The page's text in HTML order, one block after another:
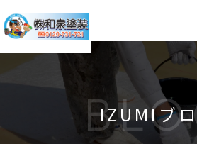
IZUMIブ